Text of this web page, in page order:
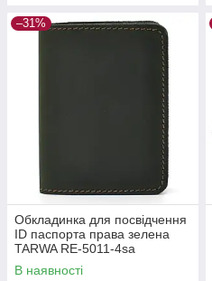
–31%
Обкладинка для посвідчення
ID паспорта права зелена
TARWA RE-5011-4sa
В наявності